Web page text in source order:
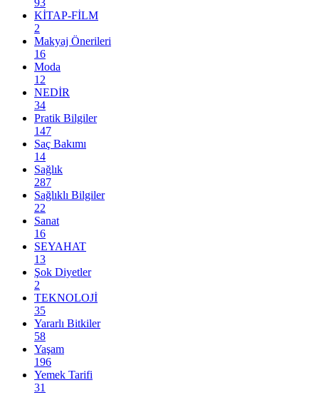
93
KİTAP-FİLM
2
Makyaj Önerileri
16
Moda
12
NEDİR
34
Pratik Bilgiler
147
Saç Bakımı
14
Sağlık
287
Sağlıklı Bilgiler
22
Sanat
16
SEYAHAT
13
Şok Diyetler
2
TEKNOLOJİ
35
Yararlı Bitkiler
58
Yaşam
196
Yemek Tarifi
31